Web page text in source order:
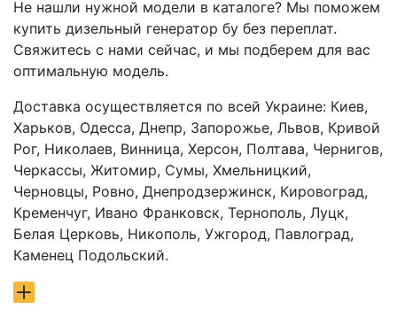
Не нашли нужной модели в каталоге? Мы поможем
купить дизельный генератор бу без переплат.
Свяжитесь с нами сейчас, и мы подберем для вас
оптимальную модель.
Доставка осуществляется по всей Украине: Киев,
Харьков, Одесса, Днепр, Запорожье, Львов, Кривой
Рог, Николаев, Винница, Херсон, Полтава, Чернигов,
Черкассы, Житомир, Сумы, Хмельницкий,
Черновцы, Ровно, Днепродзержинск, Кировоград,
Кременчуг, Ивано Франковск, Тернополь, Луцк,
Белая Церковь, Никополь, Ужгород, Павлоград,
Каменец Подольский.